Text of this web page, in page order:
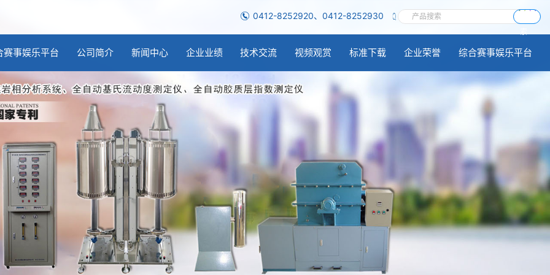
0412-8252920、0412-8252930
赛事娱乐平台 公司简介 新闻中心 企业业绩 技术交流 视频观赏 标准下载 企业荣誉 综合赛事娱乐平台